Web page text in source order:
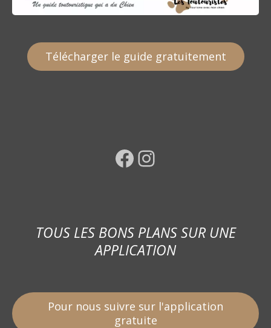
Télécharger le guide gratuitement
Facebook Instagram
TOUS LES BONS PLANS SUR UNE
APPLICATION
Pour nous suivre sur l'application
gratuite